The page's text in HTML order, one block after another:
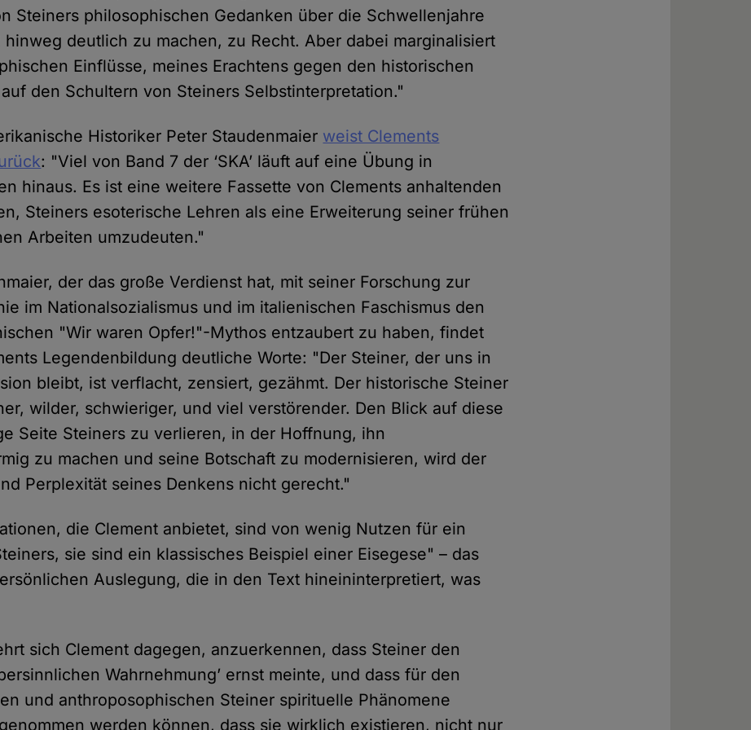
Steiners philosophischen Gedanken über die Schwellenjahre
hinweg deutlich zu machen, zu Recht. Aber dabei marginalisiert
Einflüsse, meines Erachtens gegen den historischen
den Schultern von Steiners Selbstinterpretation."
Historiker Peter Staudenmaier weist Clements
: "Viel von Band 7 der ‘SKA’ läuft auf eine Übung in
hinaus. Es ist eine weitere Fassette von Clements anhaltenden
Steiners esoterische Lehren als eine Erweiterung seiner frühen
Arbeiten umzudeuten."
der das große Verdienst hat, mit seiner Forschung zur
im Nationalsozialismus und im italienischen Faschismus den
"Wir waren Opfer!"-Mythos entzaubert zu haben, findet
Legendenbildung deutliche Worte: "Der Steiner, der uns in
bleibt, ist verflacht, zensiert, gezähmt. Der historische Steiner
wilder, schwieriger, und viel verstörender. Den Blick auf diese
Seite Steiners zu verlieren, in der Hoffnung, ihn
zu machen und seine Botschaft zu modernisieren, wird der
Perplexität seines Denkens nicht gerecht."
die Clement anbietet, sind von wenig Nutzen für ein
sie sind ein klassisches Beispiel einer Eisegese" – das
Auslegung, die in den Text hineininterpretiert, was
sich Clement dagegen, anzuerkennen, dass Steiner den
Wahrnehmung’ ernst meinte, und dass für den
und anthroposophischen Steiner spirituelle Phänomene
werden können, dass sie wirklich existieren, nicht nur